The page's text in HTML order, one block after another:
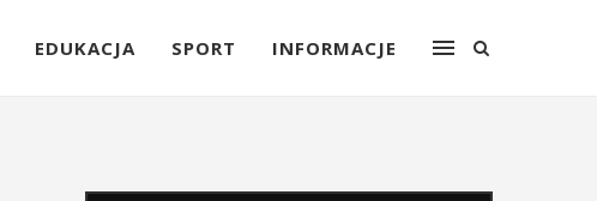
EDUKACJA SPORT INFORMACJE